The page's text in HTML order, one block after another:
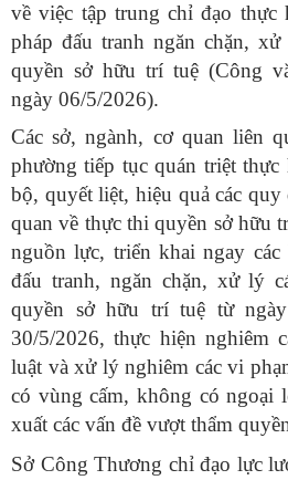
về việc tập trung chỉ đạo thực
pháp đấu tranh ngăn chặn,
quyền sở hữu trí tuệ (Công
ngày 06/5/2026).
Các sở, ngành, cơ quan liên
phường tiếp tục quán triệt
bộ, quyết liệt, hiệu quả các
quan về thực thi quyền sở hữu
nguồn lực, triển khai ngay các
đấu tranh, ngăn chặn, xử lý
quyền sở hữu trí tuệ từ
30/5/2026, thực hiện nghiêm
luật và xử lý nghiêm các vi
có vùng cấm, không có ngoại
xuất các vấn đề vượt thẩm
Sở Công Thương chỉ đạo lực